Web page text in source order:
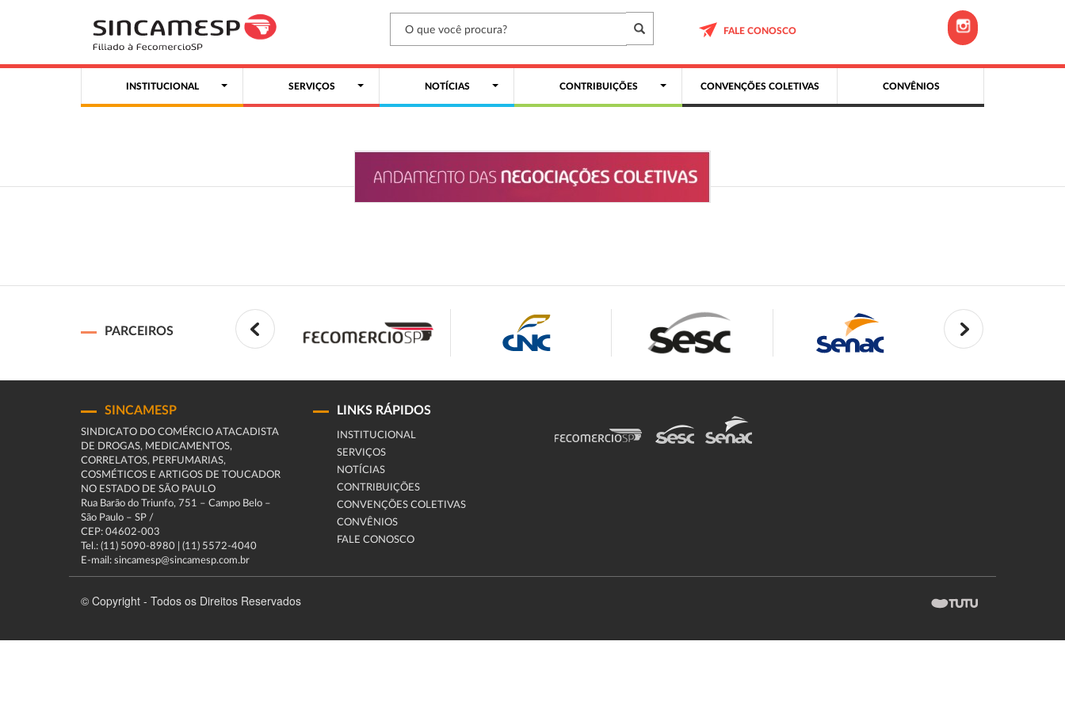
FALE CONOSCO
INSTITUCIONAL SERVIÇOS NOTÍCIAS CONTRIBUIÇÕES CONVENÇÕES COLETIVAS CONVÊNIOS
PARCEIROS
SINCAMESP
SINDICATO DO COMÉRCIO ATACADISTA
DE DROGAS, MEDICAMENTOS,
CORRELATOS, PERFUMARIAS,
COSMÉTICOS E ARTIGOS DE TOUCADOR
NO ESTADO DE SÃO PAULO
Rua Barão do Triunfo, 751 – Campo Belo –
São Paulo – SP /
CEP: 04602-003
Tel.: (11) 5090-8980 | (11) 5572-4040
E-mail: sincamesp@sincamesp.com.br
LINKS RÁPIDOS
INSTITUCIONAL
SERVIÇOS
NOTÍCIAS
CONTRIBUIÇÕES
CONVENÇÕES COLETIVAS
CONVÊNIOS
FALE CONOSCO
© Copyright - Todos os Direitos Reservados